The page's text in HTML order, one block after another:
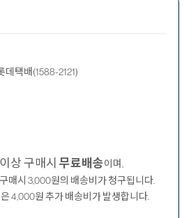
택배(1588-2121)
상 구매시 무료배송이며,
매시 3,000원의 배송비가 청구됩니다.
4,000원 추가 배송비가 발생합니다.